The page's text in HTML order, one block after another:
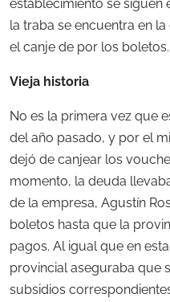
establecimiento se siguen
la traba se encuentra en
el canje de por los boletos.
Vieja historia
No es la primera vez que
del año pasado, y por el
dejó de canjear los
momento, la deuda
de la empresa, Agustín
boletos hasta que la
pagos. Al igual que en
provincial aseguraba que
subsidios